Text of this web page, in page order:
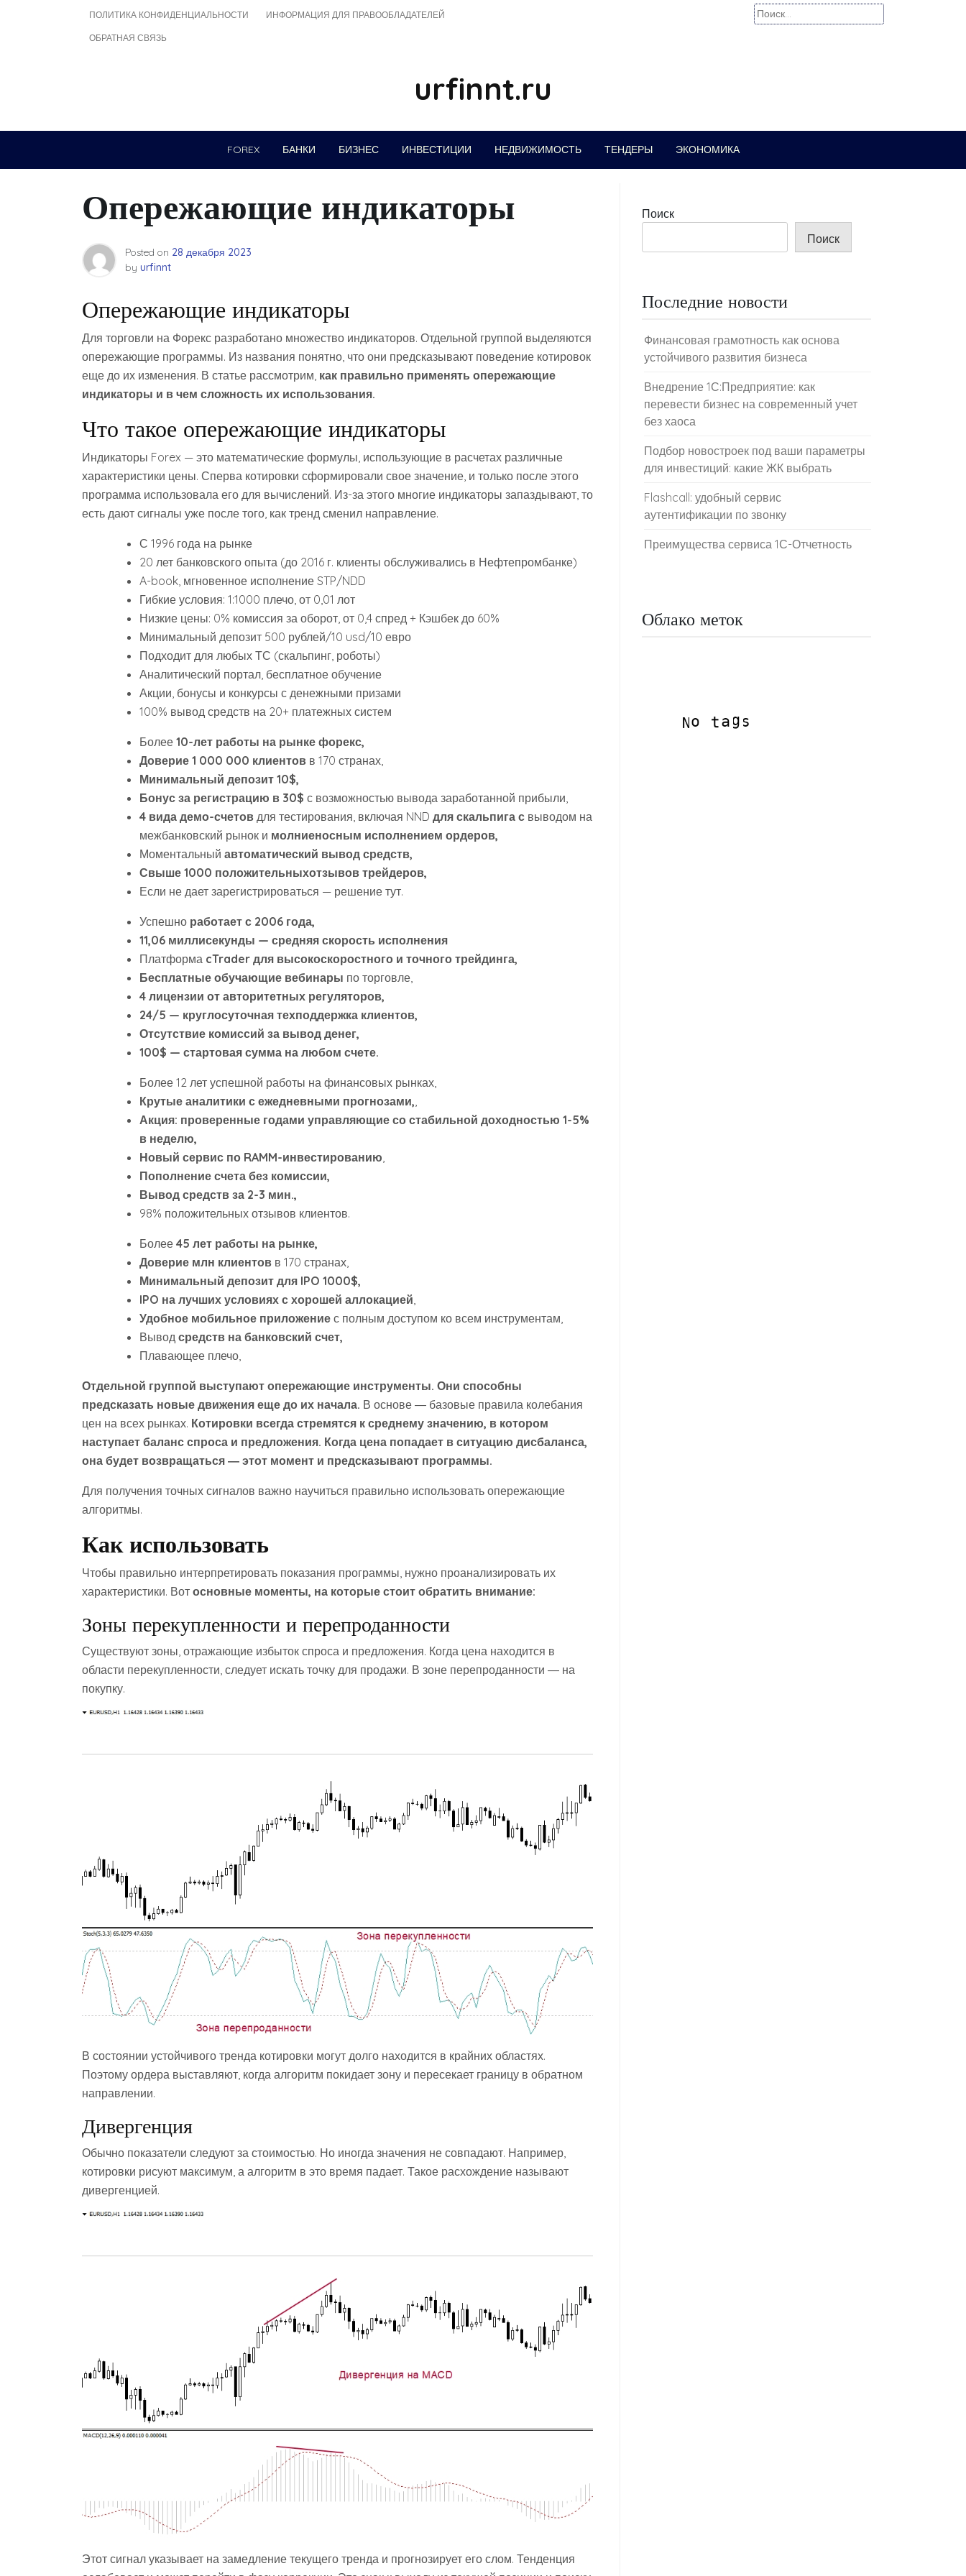
ПОЛИТИКА КОНФИДЕНЦИАЛЬНОСТИ ИНФОРМАЦИЯ ДЛЯ ПРАВООБЛАДАТЕЛЕЙ
ОБРАТНАЯ СВЯЗЬ
Найти:
urfinnt.ru
FOREX БАНКИ БИЗНЕС ИНВЕСТИЦИИ НЕДВИЖИМОСТЬ ТЕНДЕРЫ ЭКОНОМИКА
Опережающие индикаторы
Posted on 28 декабря 2023
by urfinnt
Опережающие индикаторы
Для торговли на Форекс разработано множество индикаторов. Отдельной группой выделяются
опережающие программы. Из названия понятно, что они предсказывают поведение котировок
еще до их изменения. В статье рассмотрим, как правильно применять опережающие
индикаторы и в чем сложность их использования.
Что такое опережающие индикаторы
Индикаторы Forex — это математические формулы, использующие в расчетах различные
характеристики цены. Сперва котировки сформировали свое значение, и только после этого
программа использовала его для вычислений. Из-за этого многие индикаторы запаздывают, то
есть дают сигналы уже после того, как тренд сменил направление.
С 1996 года на рынке
20 лет банковского опыта (до 2016 г. клиенты обслуживались в Нефтепромбанке)
A-book, мгновенное исполнение STP/NDD
Гибкие условия: 1:1000 плечо, от 0,01 лот
Низкие цены: 0% комиссия за оборот, от 0,4 спред + Кэшбек до 60%
Минимальный депозит 500 рублей/10 usd/10 евро
Подходит для любых ТС (скальпинг, роботы)
Аналитический портал, бесплатное обучение
Акции, бонусы и конкурсы с денежными призами
100% вывод средств на 20+ платежных систем
Более 10-лет работы на рынке форекс,
Доверие 1 000 000 клиентов в 170 странах,
Минимальный депозит 10$,
Бонус за регистрацию в 30$ с возможностью вывода заработанной прибыли,
4 вида демо-счетов для тестирования, включая NND для скальпига с выводом на
межбанковский рынок и молниеносным исполнением ордеров,
Моментальный автоматический вывод средств,
Свыше 1000 положительныхотзывов трейдеров,
Если не дает зарегистрироваться — решение тут.
Успешно работает с 2006 года,
11,06 миллисекунды — средняя скорость исполнения
Платформа cTrader для высокоскоростного и точного трейдинга,
Бесплатные обучающие вебинары по торговле,
4 лицензии от авторитетных регуляторов,
24/5 — круглосуточная техподдержка клиентов,
Отсутствие комиссий за вывод денег,
100$ — стартовая сумма на любом счете.
Более 12 лет успешной работы на финансовых рынках,
Крутые аналитики с ежедневными прогнозами,,
Акция: проверенные годами управляющие со стабильной доходностью 1-5%
в неделю,
Новый сервис по RAMM-инвестированию,
Пополнение счета без комиссии,
Вывод средств за 2-3 мин.,
98% положительных отзывов клиентов.
Более 45 лет работы на рынке,
Доверие млн клиентов в 170 странах,
Минимальный депозит для IPO 1000$,
IPO на лучших условиях с хорошей аллокацией,
Удобное мобильное приложение с полным доступом ко всем инструментам,
Вывод средств на банковский счет,
Плавающее плечо,
Отдельной группой выступают опережающие инструменты. Они способны
предсказать новые движения еще до их начала. В основе ― базовые правила колебания
цен на всех рынках. Котировки всегда стремятся к среднему значению, в котором
наступает баланс спроса и предложения. Когда цена попадает в ситуацию дисбаланса,
она будет возвращаться ― этот момент и предсказывают программы.
Для получения точных сигналов важно научиться правильно использовать опережающие
алгоритмы.
Как использовать
Чтобы правильно интерпретировать показания программы, нужно проанализировать их
характеристики. Вот основные моменты, на которые стоит обратить внимание:
Зоны перекупленности и перепроданности
Существуют зоны, отражающие избыток спроса и предложения. Когда цена находится в
области перекупленности, следует искать точку для продажи. В зоне перепроданности ― на
покупку.
В состоянии устойчивого тренда котировки могут долго находится в крайних областях.
Поэтому ордера выставляют, когда алгоритм покидает зону и пересекает границу в обратном
направлении.
Дивергенция
Обычно показатели следуют за стоимостью. Но иногда значения не совпадают. Например,
котировки рисуют максимум, а алгоритм в это время падает. Такое расхождение называют
дивергенцией.
Этот сигнал указывает на замедление текущего тренда и прогнозирует его слом. Тенденция
Поиск
Поиск
Последние новости
Финансовая грамотность как основа
устойчивого развития бизнеса
Внедрение 1С:Предприятие: как
перевести бизнес на современный учет
без хаоса
Подбор новостроек под ваши параметры
для инвестиций: какие ЖК выбрать
Flashcall: удобный сервис
аутентификации по звонку
Преимущества сервиса 1С-Отчетность
Облако меток